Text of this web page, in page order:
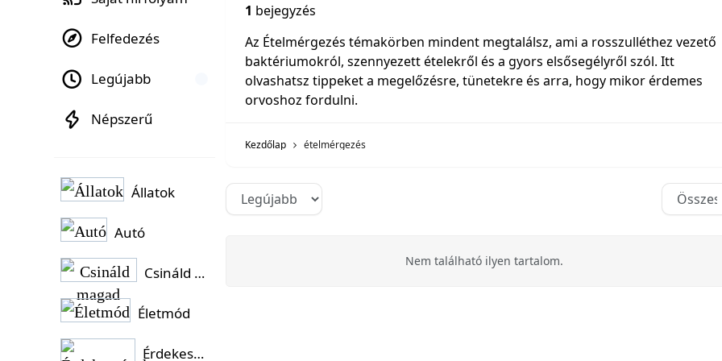
1 bejegyzés
Az Ételmérgezés témakörben mindent megtalálsz, ami a rosszulléthez vezető
baktériumokról, szennyezett ételekről és a gyors elsősegélyről szól. Itt
olvashatsz tippeket a megelőzésre, tünetekre és arra, hogy mikor érdemes
orvoshoz fordulni.
Kezdőlap ételmérgezés
Nem található ilyen tartalom.
Felfedezés
Legújabb
Népszerű
Állatok
Autó
Csináld magad
Életmód
Érdekességek